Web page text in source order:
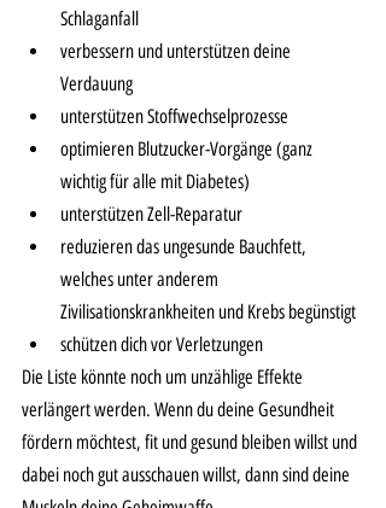
Schlaganfall
verbessern und unterstützen deine
Verdauung
unterstützen Stoffwechselprozesse
optimieren Blutzucker-Vorgänge (ganz
wichtig für alle mit Diabetes)
unterstützen Zell-Reparatur
reduzieren das ungesunde Bauchfett,
welches unter anderem
Zivilisationskrankheiten und Krebs begünstigt
schützen dich vor Verletzungen
Die Liste könnte noch um unzählige Effekte
verlängert werden. Wenn du deine Gesundheit
fördern möchtest, fit und gesund bleiben willst und
dabei noch gut ausschauen willst, dann sind deine